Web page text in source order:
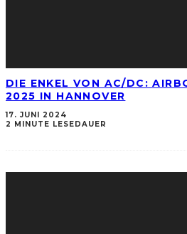
DIE ENKEL VON AC/DC:
2025 IN HANNOVER
17. JUNI 2024
2 MINUTE LESEDAUER